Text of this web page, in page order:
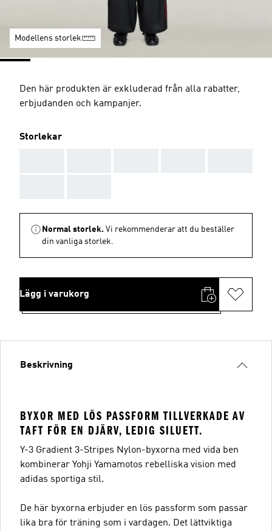
Modellens storlek
Den här produkten är exkluderad från alla rabatter,
erbjudanden och kampanjer.
Storlekar
Normal storlek. Vi rekommenderar att du beställer
din vanliga storlek.
Lägg i varukorg
Beskrivning
BYXOR MED LÖS PASSFORM TILLVERKADE AV
TAFT FÖR EN DJÄRV, LEDIG SILUETT.
Y-3 Gradient 3-Stripes Nylon-byxorna med vida ben
kombinerar Yohji Yamamotos rebelliska vision med
adidas sportiga stil.
De här byxorna erbjuder en lös passform som passar
lika bra för träning som i vardagen. Det lättviktiga